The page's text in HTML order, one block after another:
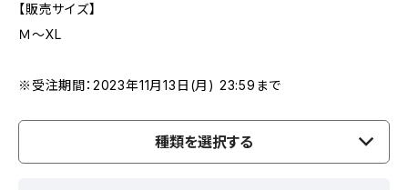
【販売サイズ】
Ｍ〜XL
※受注期間：2023年11月13日(月) 23:59まで
種類を選択する